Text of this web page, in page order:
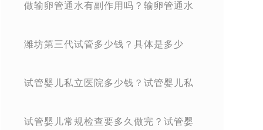
做输卵管通水有副作用吗？输卵管通水
潍坊第三代试管多少钱？具体是多少
试管婴儿私立医院多少钱？试管婴儿私
试管婴儿常规检查要多久做完？试管婴